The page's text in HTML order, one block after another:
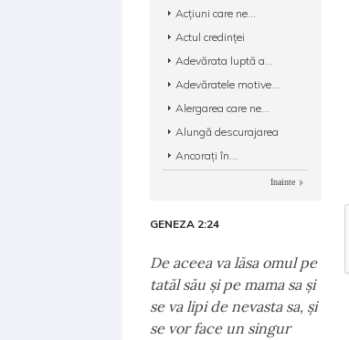
Acțiuni care ne...
Actul credinței
Adevărata luptă a...
Adevăratele motive...
Alergarea care ne...
Alungă descurajarea
Ancorați în...
Inainte
GENEZA 2:24
De aceea va lăsa omul pe
tatăl său şi pe mama sa şi
se va lipi de nevasta sa, şi
se vor face un singur